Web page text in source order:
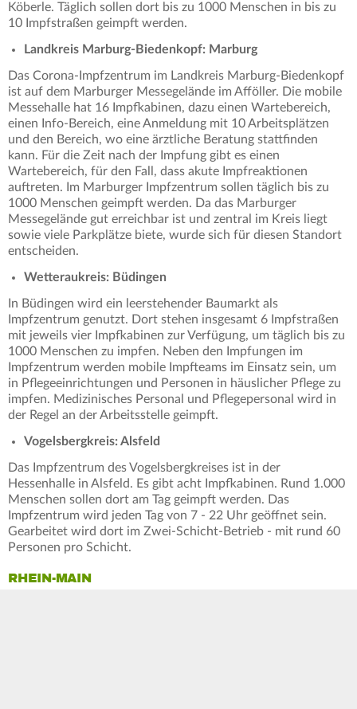
Köberle. Täglich sollen dort bis zu 1000 Menschen in bis zu
10 Impfstraßen geimpft werden.
Landkreis Marburg-Biedenkopf: Marburg
Das Corona-Impfzentrum im Landkreis Marburg-Biedenkopf
ist auf dem Marburger Messegelände im Afföller. Die mobile
Messehalle hat 16 Impfkabinen, dazu einen Wartebereich,
einen Info-Bereich, eine Anmeldung mit 10 Arbeitsplätzen
und den Bereich, wo eine ärztliche Beratung stattfinden
kann. Für die Zeit nach der Impfung gibt es einen
Wartebereich, für den Fall, dass akute Impfreaktionen
auftreten. Im Marburger Impfzentrum sollen täglich bis zu
1000 Menschen geimpft werden. Da das Marburger
Messegelände gut erreichbar ist und zentral im Kreis liegt
sowie viele Parkplätze biete, wurde sich für diesen Standort
entscheiden.
Wetteraukreis: Büdingen
In Büdingen wird ein leerstehender Baumarkt als
Impfzentrum genutzt. Dort stehen insgesamt 6 Impfstraßen
mit jeweils vier Impfkabinen zur Verfügung, um täglich bis zu
1000 Menschen zu impfen. Neben den Impfungen im
Impfzentrum werden mobile Impfteams im Einsatz sein, um
in Pflegeeinrichtungen und Personen in häuslicher Pflege zu
impfen. Medizinisches Personal und Pflegepersonal wird in
der Regel an der Arbeitsstelle geimpft.
Vogelsbergkreis: Alsfeld
Das Impfzentrum des Vogelsbergkreises ist in der
Hessenhalle in Alsfeld. Es gibt acht Impfkabinen. Rund 1.000
Menschen sollen dort am Tag geimpft werden. Das
Impfzentrum wird jeden Tag von 7 - 22 Uhr geöffnet sein.
Gearbeitet wird dort im Zwei-Schicht-Betrieb - mit rund 60
Personen pro Schicht.
RHEIN-MAIN